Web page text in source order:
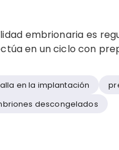
embrionaria es
en un ciclo con
en la implantación
descongelados